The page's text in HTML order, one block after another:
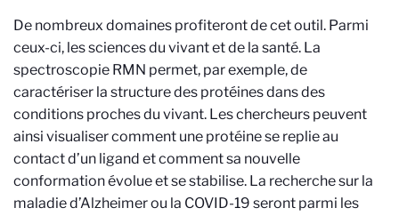
De nombreux domaines profiteront de cet outil. Parmi
ceux-ci, les sciences du vivant et de la santé. La
spectroscopie RMN permet, par exemple, de
caractériser la structure des protéines dans des
conditions proches du vivant. Les chercheurs peuvent
ainsi visualiser comment une protéine se replie au
contact d’un ligand et comment sa nouvelle
conformation évolue et se stabilise. La recherche sur la
maladie d’Alzheimer ou la COVID-19 seront parmi les